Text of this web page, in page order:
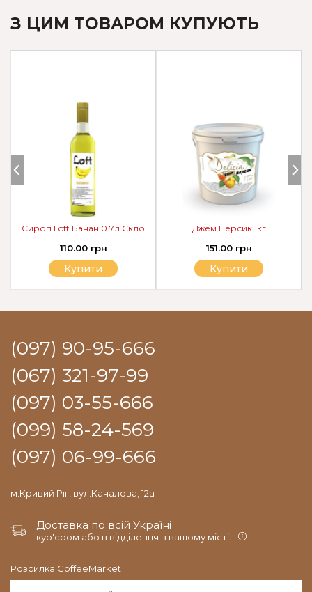
З ЦИМ ТОВАРОМ КУПУЮТЬ
Джем Персик 1кг
151.00 грн
Купити
Сироп Loft Банан 0.7л Скло
110.00 грн
Купити
(097) 90-95-666
(067) 321-97-99
(097) 03-55-666
(099) 58-24-569
(097) 06-99-666
м.Кривий Ріг, вул.Качалова, 12а
Доставка по всій Україні
кур'єром або в відділення в вашому місті.
Розсилка CoffeeMarket